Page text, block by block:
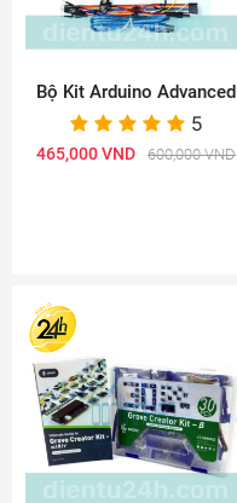
Bộ Kit Arduino Advanced
5
465,000 VND 600,000 VND